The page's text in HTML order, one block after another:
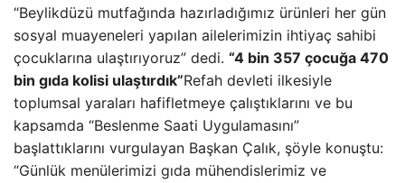
“Beylikdüzü mutfağında hazırladığımız ürünleri her gün
sosyal muayeneleri yapılan ailelerimizin ihtiyaç sahibi
çocuklarına ulaştırıyoruz” dedi. “4 bin 357 çocuğa 470
bin gıda kolisi ulaştırdık”Refah devleti ilkesiyle
toplumsal yaraları hafifletmeye çalıştıklarını ve bu
kapsamda “Beslenme Saati Uygulamasını”
başlattıklarını vurgulayan Başkan Çalık, şöyle konuştu:
“Günlük menülerimizi gıda mühendislerimiz ve